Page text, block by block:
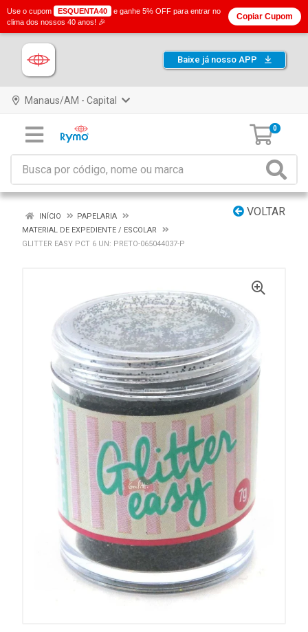
Baixe já nosso APP
Manaus/AM - Capital
0
VOLTAR
INÍCIO
PAPELARIA
MATERIAL DE EXPEDIENTE / ESCOLAR
GLITTER EASY PCT 6 UN: PRETO-065044037-P
Use o cupom ESQUENTA40
e ganhe 5% OFF para entrar no
clima dos nossos 40 anos! 🎉
Copiar Cupom